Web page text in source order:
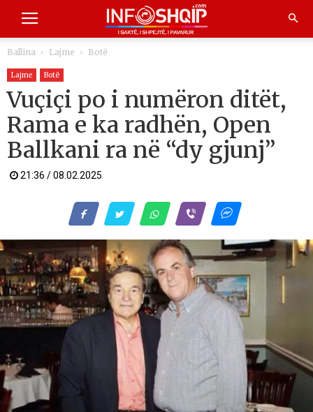
Ballina Lajme Botë
Lajme Botë
Vuçiçi po i numëron ditët,
Rama e ka radhën, Open
Ballkani ra në “dy gjunj”
21:36 / 08.02.2025